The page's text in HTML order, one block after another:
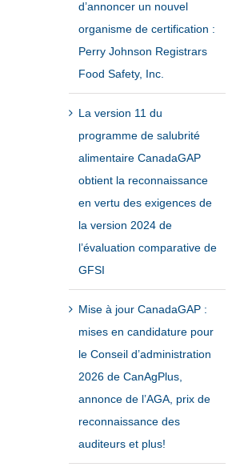
d’annoncer un nouvel
organisme de certification :
Perry Johnson Registrars
Food Safety, Inc.
La version 11 du
programme de salubrité
alimentaire CanadaGAP
obtient la reconnaissance
en vertu des exigences de
la version 2024 de
l’évaluation comparative de
GFSI
Mise à jour CanadaGAP :
mises en candidature pour
le Conseil d’administration
2026 de CanAgPlus,
annonce de l’AGA, prix de
reconnaissance des
auditeurs et plus!